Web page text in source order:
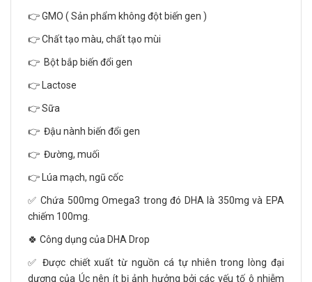
👉 GMO ( Sản phẩm không đột biến gen )
👉 Chất tạo màu, chất tạo mùi
👉 Bột bắp biến đổi gen
👉 Lactose
👉 Sữa
👉 Đậu nành biến đổi gen
👉 Đường, muối
👉 Lúa mạch, ngũ cốc
✅ Chứa 500mg Omega3 trong đó DHA là 350mg và EPA
chiếm 100mg.
🍀 Công dụng của DHA Drop
✅ Được chiết xuất từ nguồn cá tự nhiên trong lòng đại
dương của Úc nên ít bị ảnh hưởng bởi các yếu tố ô nhiễm